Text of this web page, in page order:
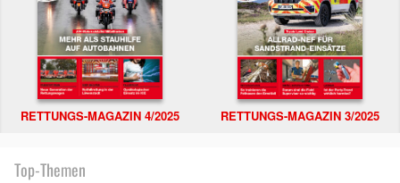
RETTUNGS-MAGAZIN 4/2025 RETTUNGS-MAGAZIN 3/2025
Top-Themen